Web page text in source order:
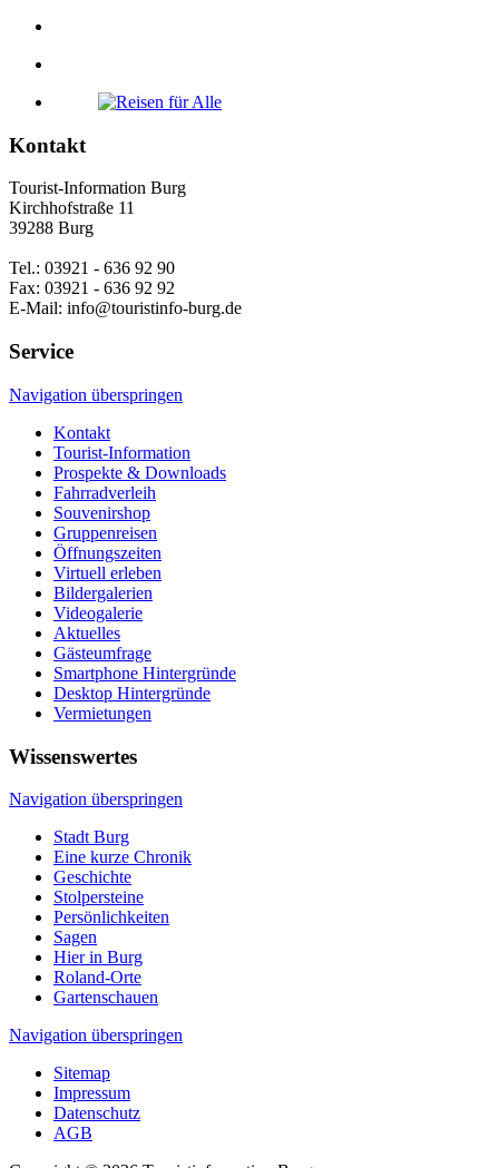
Kontakt
Tourist-Information Burg
Kirchhofstraße 11
39288 Burg
Tel.: 03921 - 636 92 90
Fax: 03921 - 636 92 92
E-Mail: info@touristinfo-burg.de
Service
Navigation überspringen
Kontakt
Tourist-Information
Prospekte & Downloads
Fahrradverleih
Souvenirshop
Gruppenreisen
Öffnungszeiten
Virtuell erleben
Bildergalerien
Videogalerie
Aktuelles
Gästeumfrage
Smartphone Hintergründe
Desktop Hintergründe
Vermietungen
Wissenswertes
Navigation überspringen
Stadt Burg
Eine kurze Chronik
Geschichte
Stolpersteine
Persönlichkeiten
Sagen
Hier in Burg
Roland-Orte
Gartenschauen
Navigation überspringen
Sitemap
Impressum
Datenschutz
AGB